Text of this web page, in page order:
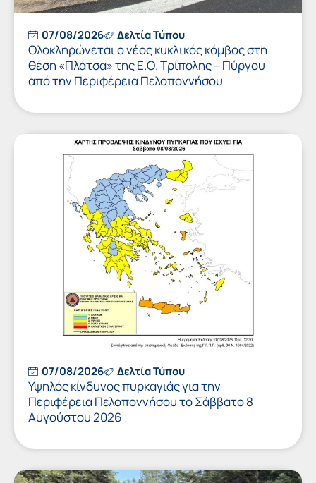
07/08/2026 Δελτία Τύπου
Ολοκληρώνεται ο νέος κυκλικός κόμβος στη
θέση «Πλάτσα» της Ε.Ο. Τρίπολης – Πύργου
από την Περιφέρεια Πελοποννήσου
07/08/2026 Δελτία Τύπου
Υψηλός κίνδυνος πυρκαγιάς για την
Περιφέρεια Πελοποννήσου το Σάββατο 8
Αυγούστου 2026